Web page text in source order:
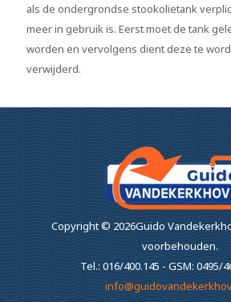
als de ondergrondse stookolietank
meer in gebruik is. Eerst moet de tank
worden en vervolgens dient deze te
verwijderd.
Copyright © 2026Guido
voorbehouden.
Tel.: 016/400.145 - GSM: 0495/